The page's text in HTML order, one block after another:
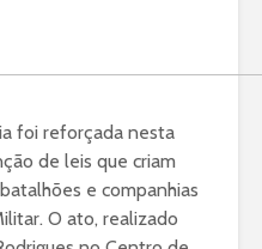
foi reforçada nesta
de leis que criam
e companhias
O ato, realizado